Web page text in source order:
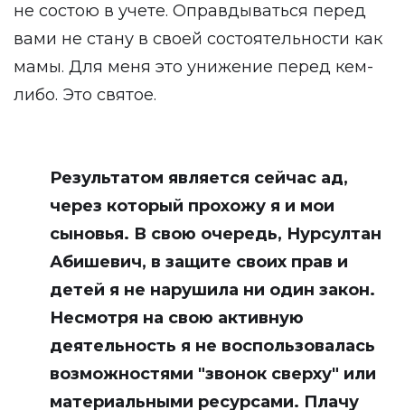
не состою в учете. Оправдываться перед
вами не стану в своей состоятельности как
мамы. Для меня это унижение перед кем-
либо. Это святое.
Результатом является сейчас ад,
через который прохожу я и мои
сыновья. В свою очередь, Нурсултан
Абишевич, в защите своих прав и
детей я не нарушила ни один закон.
Несмотря на свою активную
деятельность я не воспользовалась
возможностями "звонок сверху" или
материальными ресурсами. Плачу